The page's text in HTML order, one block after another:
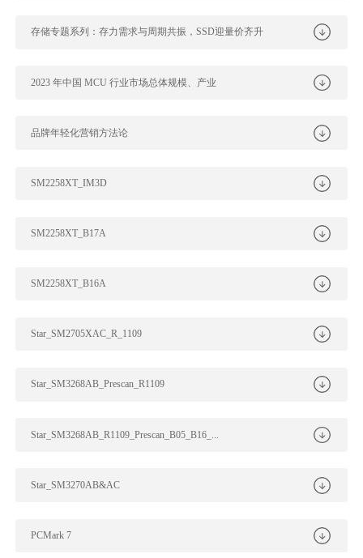
存储专题系列：存力需求与周期共振，SSD迎量价齐升
2023 年中国 MCU 行业市场总体规模、产业
品牌年轻化营销方法论
SM2258XT_IM3D
SM2258XT_B17A
SM2258XT_B16A
Star_SM2705XAC_R_1109
Star_SM3268AB_Prescan_R1109
Star_SM3268AB_R1109_Prescan_B05_B16_...
Star_SM3270AB&AC
PCMark 7